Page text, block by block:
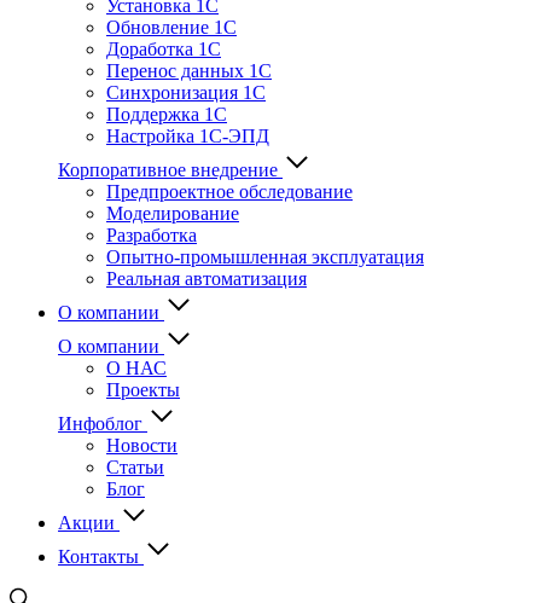
Установка 1С
Обновление 1С
Доработка 1С
Перенос данных 1С
Синхронизация 1С
Поддержка 1С
Настройка 1С-ЭПД
Корпоративное внедрение
Предпроектное обследование
Моделирование
Разработка
Опытно-промышленная эксплуатация
Реальная автоматизация
О компании
О компании
О НАС
Проекты
Инфоблог
Новости
Статьи
Блог
Акции
Контакты